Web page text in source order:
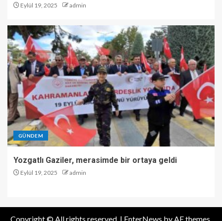
Eylül 19, 2025 admin
GÜNDEM
Yozgatlı Gaziler, merasimde bir ortaya geldi
Eylül 19, 2025 admin
Copyright © All rights reserved. | EnterNews by AF themes.